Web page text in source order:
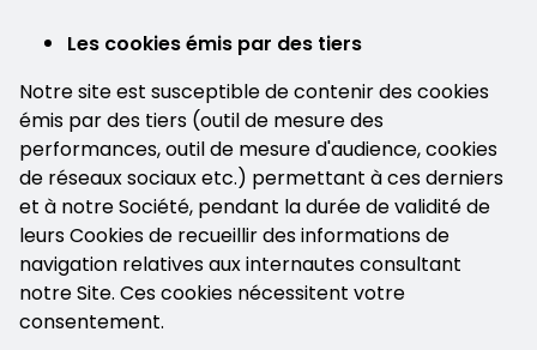
Les cookies émis par des tiers
Notre site est susceptible de contenir des cookies
émis par des tiers (outil de mesure des
performances, outil de mesure d'audience, cookies
de réseaux sociaux etc.) permettant à ces derniers
et à notre Société, pendant la durée de validité de
leurs Cookies de recueillir des informations de
navigation relatives aux internautes consultant
notre Site. Ces cookies nécessitent votre
consentement.